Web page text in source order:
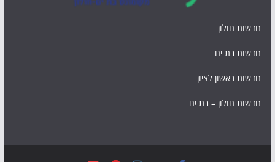
חדשות חולון
חדשות בת ים
חדשות ראשון לציון
חדשות חולון – בת ים